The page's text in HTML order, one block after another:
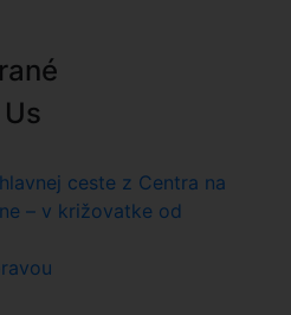
ceste z Centra na
– v križovatke od